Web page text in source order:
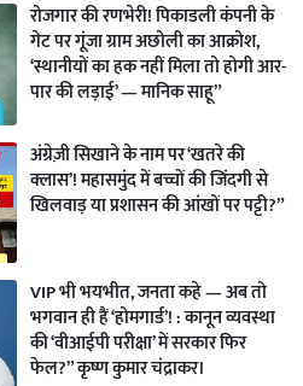
रोजगार की रणभेरी! पिकाडली कंपनी के
गेट पर गूंजा ग्राम अछोली का आक्रोश,
‘स्थानीयों का हक नहीं मिला तो होगी आर-
पार की लड़ाई’ — मानिक साहू”
अंग्रेज़ी सिखाने के नाम पर ‘खतरे की
क्लास’! महासमुंद में बच्चों की जिंदगी से
खिलवाड़ या प्रशासन की आंखों पर पट्टी?”
VIP भी भयभीत, जनता कहे — अब तो
भगवान ही हैं ‘होमगार्ड’! : कानून व्यवस्था
की ‘वीआईपी परीक्षा’ में सरकार फिर
फेल?” कृष्ण कुमार चंद्राकर।